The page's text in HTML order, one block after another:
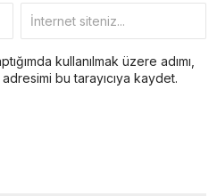
kullanılmak üzere adımı,
bu tarayıcıya kaydet.